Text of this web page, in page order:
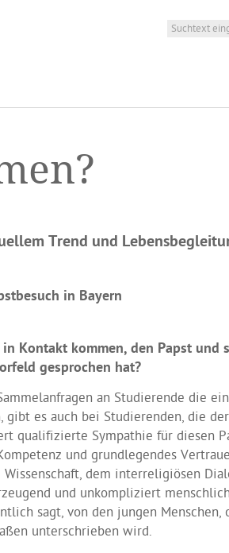
Trend und
in Bayern
Kontakt kommen, den Papst und
gesprochen hat?
an Studierende die
gibt es auch bei Studierenden, die
qualifizierte Sympathie für diesen
und grundlegendes
dem interreligiösen
und unkompliziert
sagt, von den jungen Menschen,
unterschrieben wird.